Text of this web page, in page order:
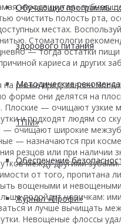
Обучающие программы
здорового питания
Методические
ТПМ»
Обеспечение
Журнал «Профи»
«продвинутая» зубная
очистить полость рта,
местах.
Стоматологи
— тогда остатки пищи
кариеса и других
на рынке представлен
форме они делятся на
Плоские — очищают узкие
и подходят людям со
— очищают широкие
— назначаются при
резцов или при наличии
между другими зубами.
от того, пропитана
вощеными и
подойдут новичкам:
и лучше вычищать
Невощеные флоссы